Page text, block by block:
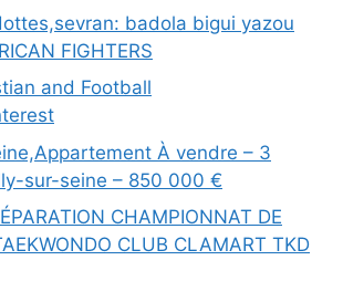
badola bigui yazou
FIGHTERS
and Football
À vendre – 3
sur-seine – 850 000 €
CHAMPIONNAT DE
CLUB CLAMART TKD